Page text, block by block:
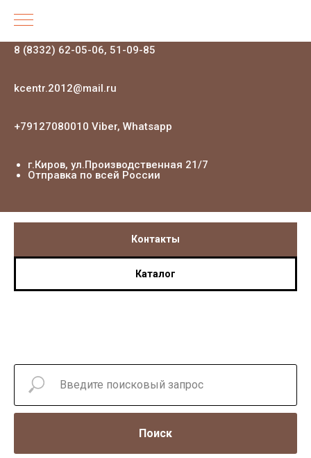
8 (8332) 62-05-06, 51-09-85
kcentr.2012@mail.ru
+79127080010 Viber, Whatsapp
г.Киров, ул.Производственная 21/7
Отправка по всей России
Контакты
Каталог
Поиск